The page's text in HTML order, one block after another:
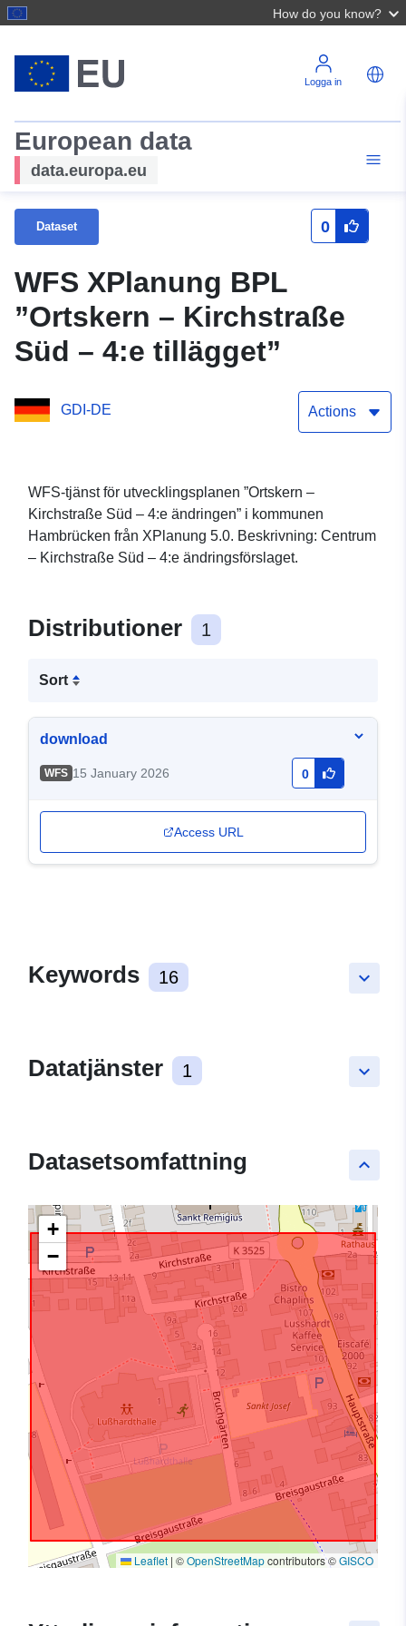
How do you know?
Logga in
European data
data.europa.eu
Dataset 0
WFS XPlanung BPL
”Ortskern – Kirchstraße
Süd – 4:e tillägget”
GDI-DE Actions
WFS-tjänst för utvecklingsplanen ”Ortskern –
Kirchstraße Süd – 4:e ändringen” i kommunen
Hambrücken från XPlanung 5.0. Beskrivning: Centrum
– Kirchstraße Süd – 4:e ändringsförslaget.
Distributioner 1
Sort
download
WFS 15 January 2026 0
Access URL
keyboard_arrow_down
Keywords 16
keyboard_arrow_down
Datatjänster 1
keyboard_arrow_up
Datasetsomfattning
+
−
Leaflet | ©OpenStreetMapcontributors ©GISCO